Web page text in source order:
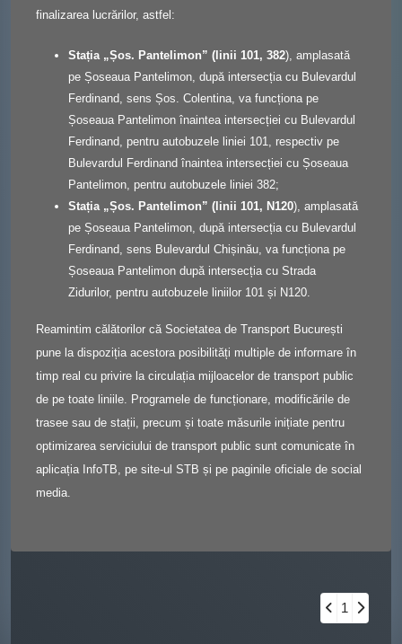
finalizarea lucrărilor, astfel:
Stația „Șos. Pantelimon” (linii 101, 382), amplasată
pe Șoseaua Pantelimon, după intersecția cu Bulevardul
Ferdinand, sens Șos. Colentina, va funcționa pe
Șoseaua Pantelimon înaintea intersecției cu Bulevardul
Ferdinand, pentru autobuzele liniei 101, respectiv pe
Bulevardul Ferdinand înaintea intersecției cu Șoseaua
Pantelimon, pentru autobuzele liniei 382;
Stația „Șos. Pantelimon” (linii 101, N120), amplasată
pe Șoseaua Pantelimon, după intersecția cu Bulevardul
Ferdinand, sens Bulevardul Chișinău, va funcționa pe
Șoseaua Pantelimon după intersecția cu Strada
Zidurilor, pentru autobuzele liniilor 101 și N120.
Reamintim călătorilor că Societatea de Transport București
pune la dispoziția acestora posibilități multiple de informare în
timp real cu privire la circulația mijloacelor de transport public
de pe toate liniile. Programele de funcționare, modificările de
trasee sau de stații, precum și toate măsurile inițiate pentru
optimizarea serviciului de transport public sunt comunicate în
aplicația InfoTB, pe site-ul STB și pe paginile oficiale de social
media.
1